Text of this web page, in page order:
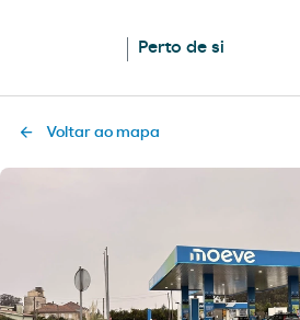
Perto de si
Voltar ao mapa